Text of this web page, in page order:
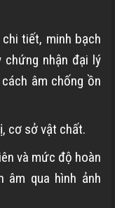
tiết, minh bạch
nhận đại lý
âm chống ồn
cơ sở vật chất.
và mức độ hoàn
âm qua hình ảnh